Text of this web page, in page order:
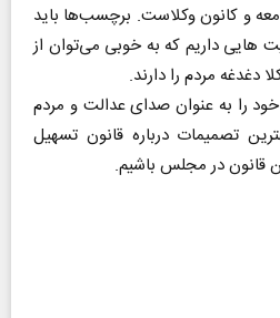
و کانون وکلاست. برچسب‌ها باید
هایی داریم که به خوبی می‌توان از
دغدغه مردم را دارند.
را به عنوان صدای عدالت و مردم
تصمیمات درباره قانون تسهیل
قانون در مجلس باشیم.